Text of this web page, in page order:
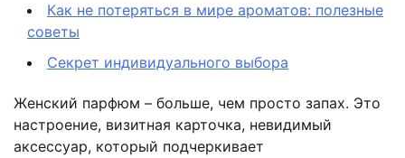
Как не потеряться в мире ароматов: полезные
советы
Секрет индивидуального выбора
Женский парфюм – больше, чем просто запах. Это
настроение, визитная карточка, невидимый
аксессуар, который подчеркивает